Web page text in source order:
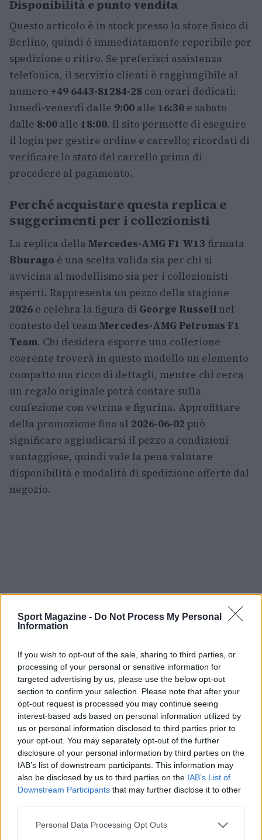
Sport Magazine - Do Not Process My Personal
Information
If you wish to opt-out of the sale, sharing to third parties, or
processing of your personal or sensitive information for
targeted advertising by us, please use the below opt-out
section to confirm your selection. Please note that after your
opt-out request is processed you may continue seeing
interest-based ads based on personal information utilized by
us or personal information disclosed to third parties prior to
your opt-out. You may separately opt-out of the further
disclosure of your personal information by third parties on the
IAB’s list of downstream participants. This information may
also be disclosed by us to third parties on the IAB’s List of
Downstream Participants that may further disclose it to other
Please note that this website/app uses one or more Google
Personal Data Processing Opt Outs
Disponibilità e punto vendita
Questo articolo è in stock presso lo store fisico di
Berlino, quindi è immediatamente reperibile per
spedizione o ritiro. Se preferisci assistenza
telefonica, il servizio clienti è raggiungibile al
numero +49 6443-81284-28 con orari dedicati:
lunedì-venerdì dalle 9:00 alle 16:30 e sabato
dalle 8:00 alle 18:00. Il sito permette di eseguire
il login per gestire ordine e carrello; ricordati di
verificare lo stato del carrello prima di
procedere al pagamento.
Perché acquistare questa replica e
suggerimenti per i collezionisti
La replica della Mercedes-AMG F1 W13 firmata
Bburago è una scelta valida sia per chi si
avvicina al modellismo sia per i collezionisti
esperti. Rappresenta un pezzo della stagione
2026 e celebra la figura di George Russell nel
contesto del teamMercedes-AMG Petronas F1
Team. Chi desidera esporre una collezione
coerente troverà in questo modello un elemento
compatto ma ricco di dettagli, mentre chi cerca
un regalo originale potrà contare sulla
confezione con vetrina e figurina. Approfittare
della promozione fino al 2026-06-02 può
significare aggiudicarsi il pezzo a condizioni
vantaggiose, quindi vale la pena valutare
disponibilità e modalità di spedizione offerte dal
negozio.
AUTORE
Ilaria Mauri
Ilaria Mauri, bolognese, decise di seguire il
giornalismo sportivo dopo una notte al
Dall'Ara durante una partita decisiva: oggi
sul campo e conserva il biglietto di quella